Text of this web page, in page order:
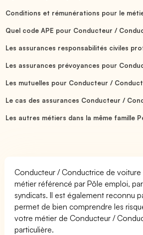
Conditions et rémunérations pour le
Quel code APE pour Conducteur /
Les assurances responsabilités civiles
Les assurances prévoyances pour
Les mutuelles pour Conducteur /
Le cas des assurances Conducteur /
Les autres métiers dans la même famille
Conducteur / Conductrice de voiture
métier référencé par Pôle emploi,
syndicats. Il est également reconnu
permet de bien comprendre les
votre métier de Conducteur /
particulière.